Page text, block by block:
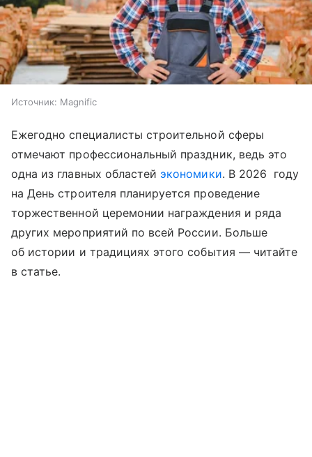
Источник: Magnific
Ежегодно специалисты строительной сферы
отмечают профессиональный праздник, ведь это
одна из главных областей экономики. В 2026 году
на День строителя планируется проведение
торжественной церемонии награждения и ряда
других мероприятий по всей России. Больше
об истории и традициях этого события — читайте
в статье.